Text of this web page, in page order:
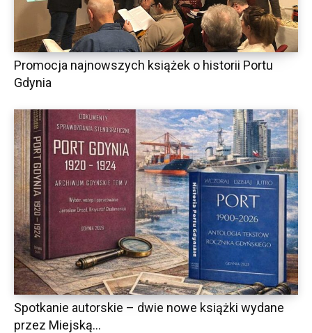
Promocja najnowszych książek o historii Portu
Gdynia
Spotkanie autorskie – dwie nowe książki wydane
przez Miejską...